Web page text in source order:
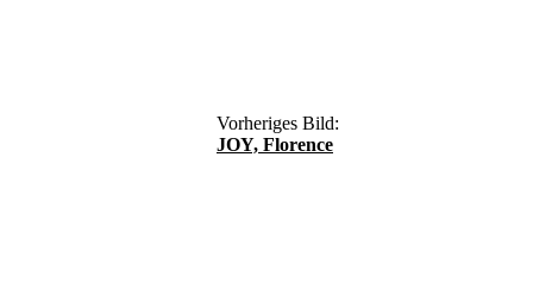
Vorheriges Bild:
JOY, Florence